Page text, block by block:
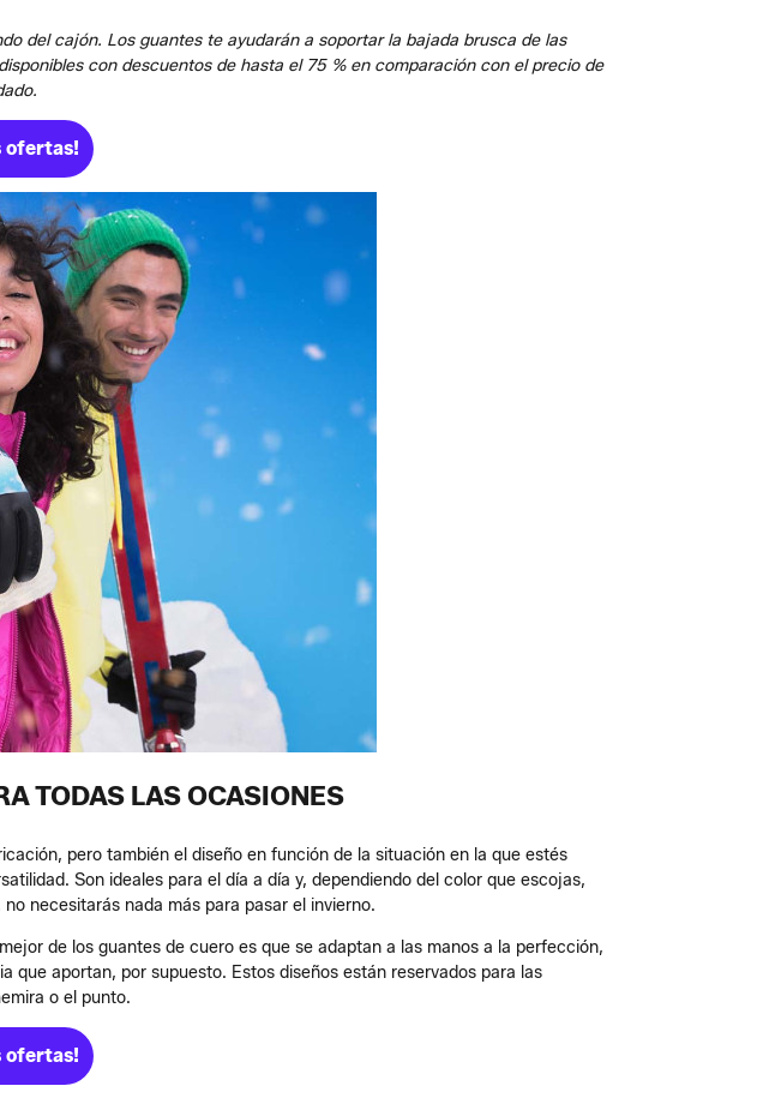
del cajón. Los guantes te ayudarán a soportar la bajada brusca de las
con descuentos de hasta el 75 % en comparación con el precio de
ofertas!
TODAS LAS OCASIONES
pero también el diseño en función de la situación en la que estés
Son ideales para el día a día y, dependiendo del color que escojas,
necesitarás nada más para pasar el invierno.
de los guantes de cuero es que se adaptan a las manos a la perfección,
que aportan, por supuesto. Estos diseños están reservados para las
o el punto.
ofertas!